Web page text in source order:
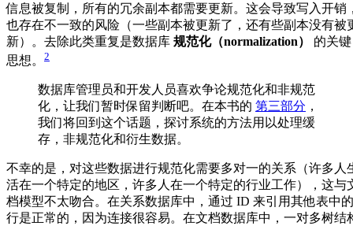
信息被复制，所有的冗余副本都需要更新。这会导致写入开销
也存在不一致的风险（一些副本被更新了，还有些副本没有被
新）。去除此类重复是数据库 规范化（normalization）
的关键
思想。 2
数据库管理员和开发人员喜欢争论规范化和非规范
化，让我们暂时保留判断吧。在本书的 第三部分 ，
我们将回到这个话题，探讨系统的方法用以处理缓
存，非规范化和衍生数据。
不幸的是，对这些数据进行规范化需要多对一的关系（许多人
活在一个特定的地区，许多人在一个特定的行业工作），这与
档模型不太吻合。在关系数据库中，通过 ID 来引用其他表中的
行是正常的，因为连接很容易。在文档数据库中，一对多树结